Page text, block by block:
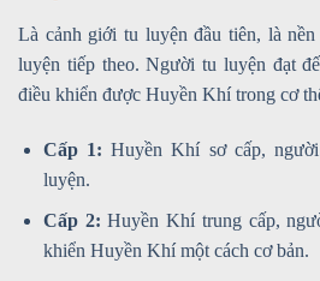
Là cảnh giới tu luyện đầu tiên, là
luyện tiếp theo. Người tu luyện đạt
điều khiển được Huyền Khí trong cơ
Cấp 1: Huyền Khí sơ cấp,
luyện.
Cấp 2: Huyền Khí trung cấp,
khiển Huyền Khí một cách cơ bản.